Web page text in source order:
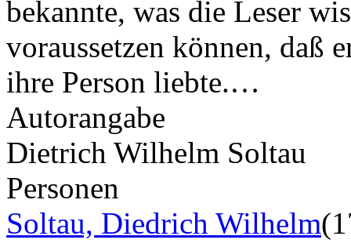
bekannte, was die Leser
voraussetzen können, daß
ihre Person liebte.…
Autorangabe
Dietrich Wilhelm Soltau
Personen
Soltau, Diedrich Wilhelm